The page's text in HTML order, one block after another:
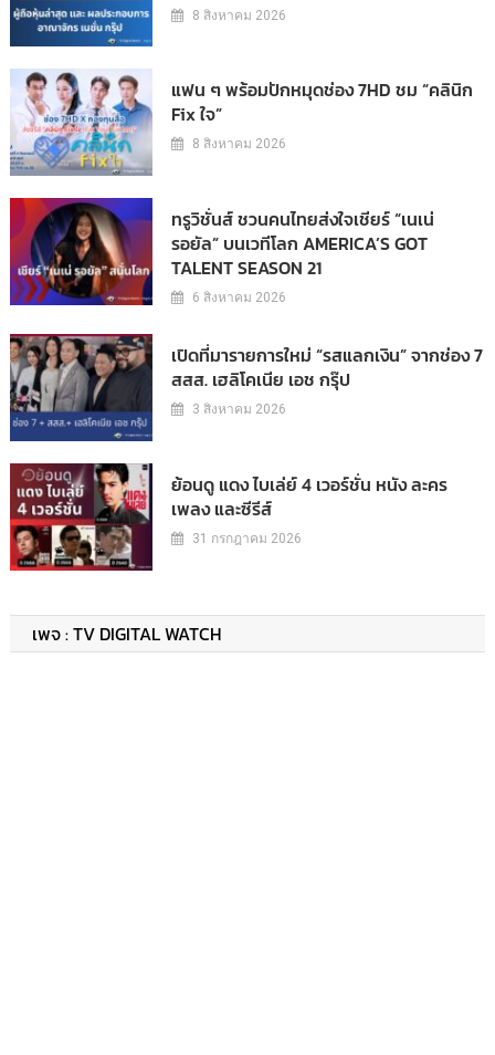
8 สิงหาคม 2026
แฟน ๆ พร้อมปักหมุดช่อง 7HD ชม “คลินิก
Fix ใจ”
8 สิงหาคม 2026
ทรูวิชั่นส์ ชวนคนไทยส่งใจเชียร์ “เนเน่
รอยัล” บนเวทีโลก AMERICA’S GOT
TALENT SEASON 21
6 สิงหาคม 2026
เปิดที่มารายการใหม่ “รสแลกเงิน” จากช่อง 7
สสส. เฮลิโคเนีย เอช กรุ๊ป
3 สิงหาคม 2026
ย้อนดู แดง ไบเล่ย์ 4 เวอร์ชั่น หนัง ละคร
เพลง และซีรีส์
31 กรกฎาคม 2026
เพจ : TV DIGITAL WATCH